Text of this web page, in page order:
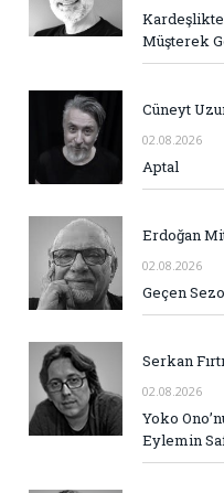
Müşterek
Cüneyt
02.08.2026
Aptal
Erdoğan
02.08.2026
Geçen
Serkan
02.08.2026
Yoko
Eylemin